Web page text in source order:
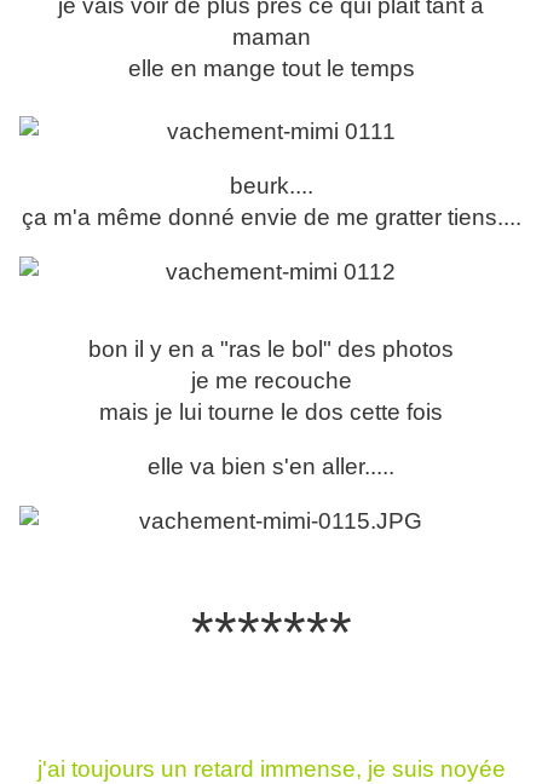
je vais voir de plus près ce qui plait tant à
maman
elle en mange tout le temps
beurk....
ça m'a même donné envie de me gratter tiens....
bon il y en a "ras le bol" des photos
je me recouche
mais je lui tourne le dos cette fois
elle va bien s'en aller.....
*******
j'ai toujours un retard immense, je suis noyée